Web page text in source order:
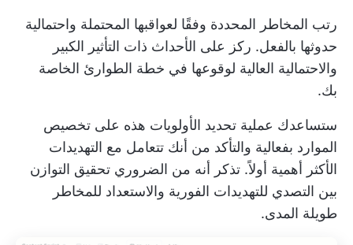
رتب المخاطر المحددة وفقًا لعواقبها المحتملة واحتمالية
حدوثها بالفعل. ركز على الأحداث ذات التأثير الكبير
والاحتمالية العالية لوقوعها في خطة الطوارئ الخاصة
بك.
ستساعدك عملية تحديد الأولويات هذه على تخصيص
الموارد بفعالية والتأكد من أنك تتعامل مع التهديدات
الأكثر أهمية أولاً. تذكر أنه من الضروري تحقيق التوازن
بين التصدي للتهديدات الفورية والاستعداد للمخاطر
طويلة المدى.